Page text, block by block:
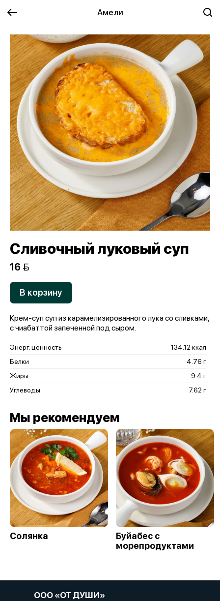
Амели
Сливочный луковый суп
16 
В корзину
Крем-суп суп из карамелизированного лука со сливками,
с чиабаттой запеченной под сыром.
Энерг. ценность
134.12 ккал
Белки
4.76 г
Жиры
9.4 г
Углеводы
7.62 г
Мы рекомендуем
Солянка
Буйабес с
морепродуктами
ООО «ОТ ДУШИ»